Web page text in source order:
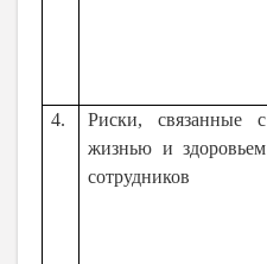
4.
Риски, связанные с
жизнью и здоровьем
сотрудников